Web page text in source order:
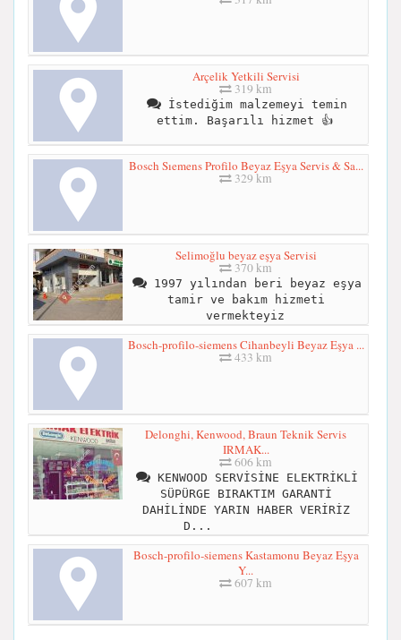
Arçelik Yetkili Servisi
319 km
İstediğim malzemeyi temin
ettim. Başarılı hizmet 👍
Bosch Sıemens Profilo Beyaz Eşya Servis & Sa...
329 km
Selimoğlu beyaz eşya Servisi
370 km
1997 yılından beri beyaz eşya
tamir ve bakım hizmeti
vermekteyiz
Bosch-profilo-siemens Cihanbeyli Beyaz Eşya ...
433 km
Delonghi, Kenwood, Braun Teknik Servis
IRMAK...
606 km
KENWOOD SERVİSİNE ELEKTRİKLİ
SÜPÜRGE BIRAKTIM GARANTİ
DAHİLİNDE YARIN HABER VERİRİZ
D...
Bosch-profilo-siemens Kastamonu Beyaz Eşya
Y...
607 km